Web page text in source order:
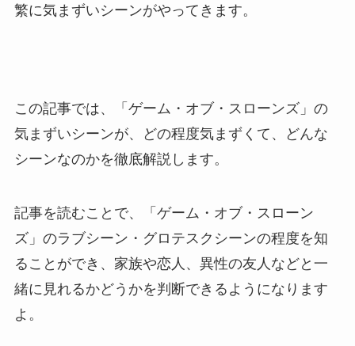
繁に気まずいシーンがやってきます。
この記事では、「ゲーム・オブ・スローンズ」の
気まずいシーンが、どの程度気まずくて、どんな
シーンなのかを徹底解説します。
記事を読むことで、「ゲーム・オブ・スローン
ズ」のラブシーン・グロテスクシーンの程度を知
ることができ、家族や恋人、異性の友人などと一
緒に見れるかどうかを判断できるようになります
よ。